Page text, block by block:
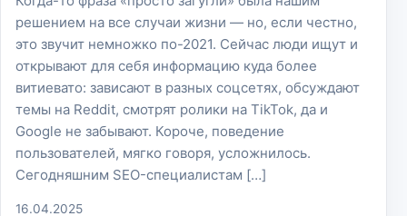
решением на все случаи жизни — но, если честно,
это звучит немножко по-2021. Сейчас люди ищут и
открывают для себя информацию куда более
витиевато: зависают в разных соцсетях, обсуждают
темы на Reddit, смотрят ролики на TikTok, да и
Google не забывают. Короче, поведение
пользователей, мягко говоря, усложнилось.
Сегодняшним SEO-специалистам […]
16.04.2025